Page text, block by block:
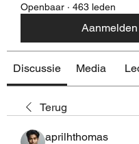
Openbaar · 463 leden
Aanmelden
Discussie Media
Terug
aprilhthomas